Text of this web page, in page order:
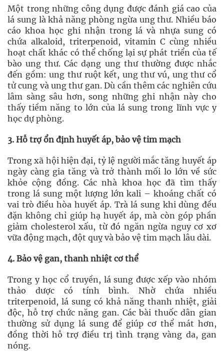
Một trong những công dụng được đánh giá cao của
lá sung là khả năng phòng ngừa ung thư. Nhiều báo
cáo khoa học ghi nhận trong lá và nhựa sung có
chứa alkaloid, triterpenoid, vitamin C cùng nhiều
hoạt chất khác có thể chống lại sự phát triển của tế
bào ung thư. Các dạng ung thư thường được nhắc
đến gồm: ung thư ruột kết, ung thư vú, ung thư cổ
tử cung và ung thư gan. Dù cần thêm các nghiên cứu
lâm sàng sâu hơn, song những ghi nhận này cho
thấy tiềm năng to lớn của lá sung trong lĩnh vực y
học dự phòng.
3. Hỗ trợ ổn định huyết áp, bảo vệ tim mạch
Trong xã hội hiện đại, tỷ lệ người mắc tăng huyết áp
ngày càng gia tăng và trở thành mối lo lớn về sức
khỏe cộng đồng. Các nhà khoa học đã tìm thấy
trong lá sung một lượng lớn kali – khoáng chất có
vai trò điều hòa huyết áp. Trà lá sung khi dùng đều
đặn không chỉ giúp hạ huyết áp, mà còn góp phần
giảm cholesterol xấu, từ đó ngăn ngừa nguy cơ xơ
vữa động mạch, đột quỵ và bảo vệ tim mạch lâu dài.
4. Bảo vệ gan, thanh nhiệt cơ thể
Trong y học cổ truyền, lá sung được xếp vào nhóm
thảo dược có tính bình. Nhờ chứa nhiều
triterpenoid, lá sung có khả năng thanh nhiệt, giải
độc, hỗ trợ chức năng gan. Các bài thuốc dân gian
thường sử dụng lá sung để giúp cơ thể mát hơn,
đồng thời hỗ trợ điều trị tình trạng vàng da, gan
nóng.